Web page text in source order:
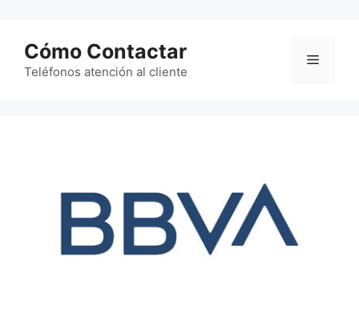
contenido
Cómo Contactar
Teléfonos atención al cliente
Menú